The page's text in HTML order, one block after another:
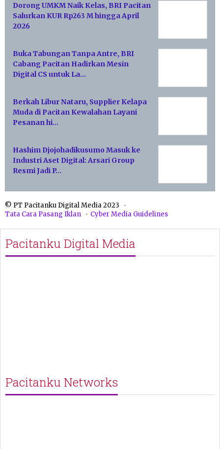
Dorong UMKM Naik Kelas, BRI Pacitan
Salurkan KUR Rp263 M hingga April
2026
Buka Tabungan Tanpa Antre, BRI
Cabang Pacitan Hadirkan Mesin
Digital CS untuk La…
Berkah Libur Nataru, Supplier Kelapa
Muda di Pacitan Kewalahan Layani
Pesanan hi…
Hashim Djojohadikusumo Masuk ke
Industri Aset Digital: Arsari Group
Resmi Jadi P…
© PT Pacitanku Digital Media 2023
Tata Cara Pasang Iklan
Cyber Media Guidelines
Pacitanku Digital Media
Pacitanku Networks